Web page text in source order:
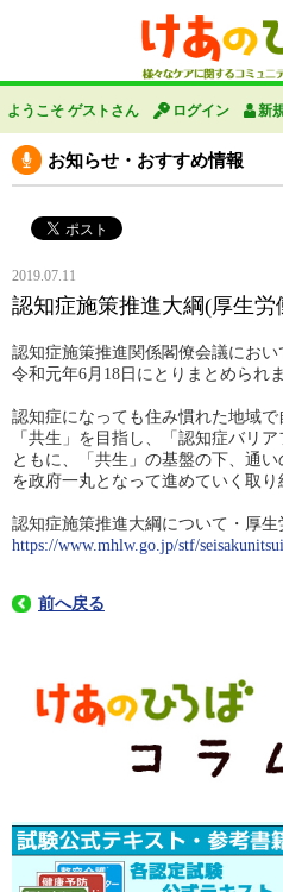
ようこそ ゲストさん ログイン 新
お知らせ・おすすめ情報
2019.07.11
認知症施策推進大綱(厚生労
認知症施策推進関係閣僚会議にお
令和元年6月18日にとりまとめられ
認知症になっても住み慣れた地域
「共生」を目指し、「認知症バリ
ともに、「共生」の基盤の下、通
を政府一丸となって進めていく取り
認知症施策推進大綱について・厚生
https://www.mhlw.go.jp/stf/
前へ戻る